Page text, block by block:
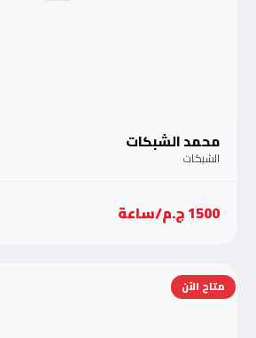
محمد الشبكات
الشبكات
1500 ج.م/ساعة
متاح الآن